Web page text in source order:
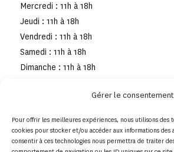
Gérer le consentement
Pour offrir les meilleures expériences, nous utilisons des
cookies pour stocker et/ou accéder aux informations des
consentir à ces technologies nous permettra de traiter
Mercredi : 11h à 18h
Jeudi : 11h à 18h
Vendredi : 11h à 18h
Samedi : 11h à 18h
Dimanche : 11h à 18h